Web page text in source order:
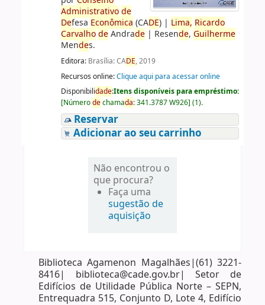
Administrativo de
Defesa Econômica (CADE)| Lima, Ricardo
Carvalho deAndrade| Resende, Guilherme
Mendes.
Editora: Brasília: CADE, 2019
Recursos online:Clique aqui para acessar online
Disponibilidade:Itens disponíveis para empréstimo:
[Númerodechamada:341.3787 W926] (1).
Reservar
Adicionar ao seu carrinho
Não encontrou o
que procura?
Faça uma
sugestão de
aquisição
Biblioteca Agamenon Magalhães|(61) 3221-
8416| biblioteca@cade.gov.br| Setor de
Edifícios de Utilidade Pública Norte – SEPN,
Entrequadra 515, Conjunto D, Lote 4, Edifício